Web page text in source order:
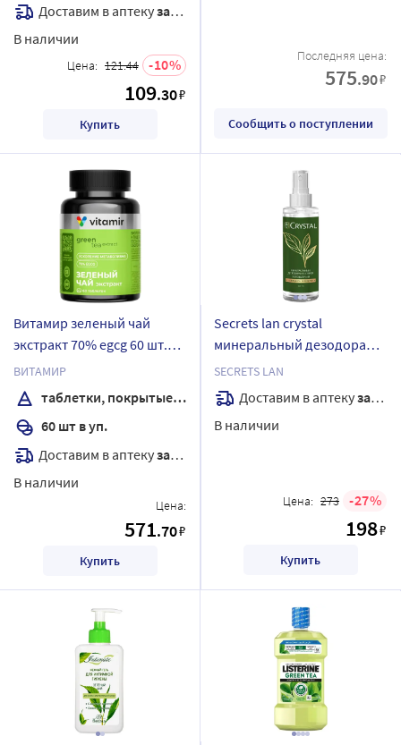
Доставим в аптекузавтра
В наличии
Цена: 121.44 10
109.30₽
Купить
Последняя цена:
575.90₽
Сообщить о поступлении
Витамир зеленый чай
экстракт 70% egcg 60 шт.
таблетки, покрытые
оболочкой массой 573 мг
ВИТАМИР
таблетки, покрытые оболочкой
60 шт в уп.
Доставим в аптекузавтра
В наличии
Цена:
571.70₽
Купить
Secrets lan crystal
минеральный дезодорант-
спрей для тела зеленый
чай 100 мл
SECRETS LAN
Доставим в аптекузавтра
В наличии
Цена: 273 27
198₽
Купить